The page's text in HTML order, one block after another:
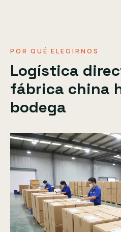
POR QUÉ ELEGIRNOS
Logística
fábrica china
bodega